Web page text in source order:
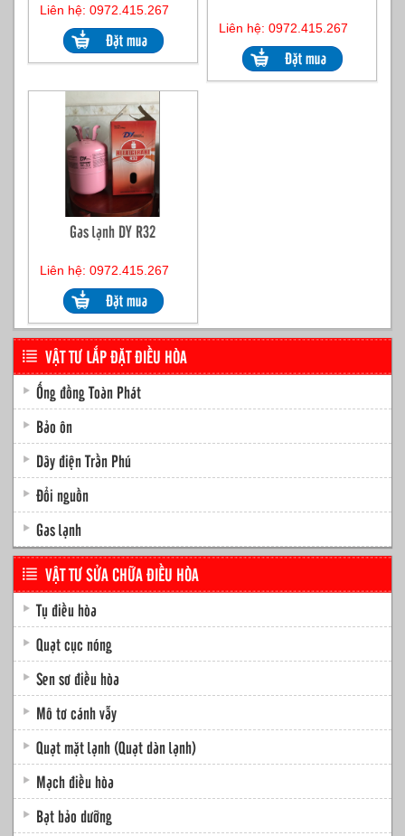
Liên hệ: 0972.415.267
Liên hệ: 0972.415.267
Gas lạnh DY R32
Liên hệ: 0972.415.267
VẬT TƯ LẮP ĐẶT ĐIỀU HÒA
Ống đồng Toàn Phát
Bảo ôn
Dây điện Trần Phú
Đổi nguồn
Gas lạnh
VẬT TƯ SỬA CHỮA ĐIỀU HÒA
Tụ điều hòa
Quạt cục nóng
Sen sơ điều hòa
Mô tơ cánh vẫy
Quạt mặt lạnh (Quạt dàn lạnh)
Mạch điều hòa
Bạt bảo dưỡng